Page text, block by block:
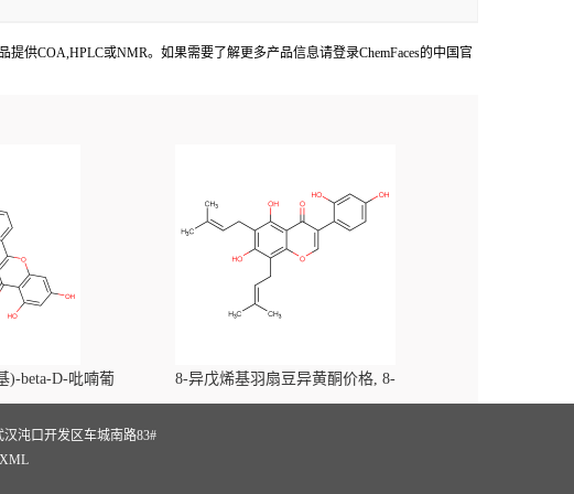
提供COA,HPLC或NMR。如果需要了解更多产品信息请登录ChemFaces的中国官
)-beta-D-吡喃葡
O-(6''-galloyl)-
对照品, CAS
6
8-异戊烯基羽扇豆异黄酮价格, 8-
Prenylluteone对照品, CAS号:125002-91-7
汉沌口开发区车城南路83#
XML